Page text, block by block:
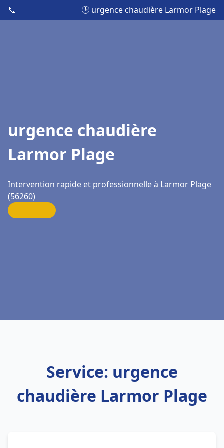
📞 🕒 urgence chaudière Larmor Plage
urgence chaudière
Larmor Plage
Intervention rapide et professionnelle à Larmor Plage
(56260)
Service: urgence
chaudière Larmor Plage